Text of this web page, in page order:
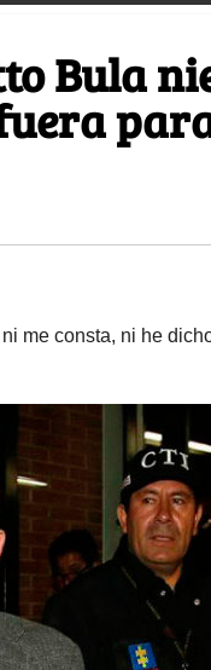
Bula
me consta, ni he